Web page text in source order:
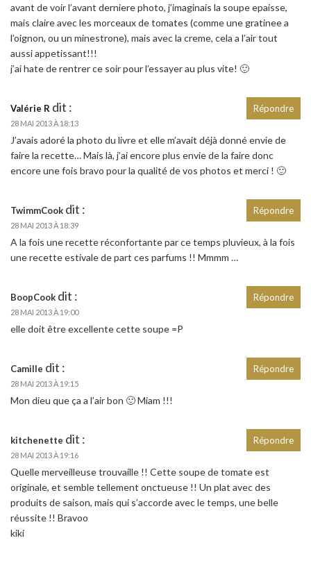
avant de voir l’avant derniere photo, j’imaginais la soupe epaisse,
mais claire avec les morceaux de tomates (comme une gratinee a
l’oignon, ou un minestrone), mais avec la creme, cela a l’air tout
aussi appetissant!!!
j’ai hate de rentrer ce soir pour l’essayer au plus vite! 🙂
Valérie R dit :
28 MAI 2013 À 18:13
J’avais adoré la photo du livre et elle m’avait déjà donné envie de
faire la recette… Mais là, j’ai encore plus envie de la faire donc
encore une fois bravo pour la qualité de vos photos et merci ! 🙂
Répondre
TwimmCook dit :
28 MAI 2013 À 18:39
A la fois une recette réconfortante par ce temps pluvieux, à la fois
une recette estivale de part ces parfums !! Mmmm …
Répondre
BoopCook dit :
28 MAI 2013 À 19:00
elle doit être excellente cette soupe =P
Répondre
Camille dit :
28 MAI 2013 À 19:15
Mon dieu que ça a l’air bon 🙂 Miam !!!
Répondre
kitchenette dit :
28 MAI 2013 À 19:16
Quelle merveilleuse trouvaille !! Cette soupe de tomate est
originale, et semble tellement onctueuse !! Un plat avec des
produits de saison, mais qui s’accorde avec le temps, une belle
réussite !! Bravoo
kiki
Répondre